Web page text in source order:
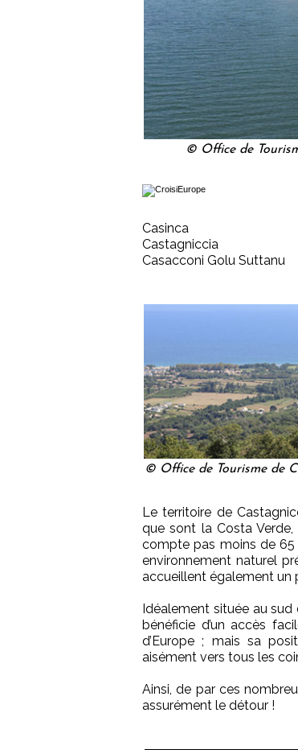
© Office de
Casinca
Castagniccia
Casacconi Golu Suttanu
© Office de Tourisme de
Le territoire de
que sont la Costa
compte pas moins de 65
environnement naturel
accueillent également un
Idéalement située au
bénéficie d’un accès
d’Europe ; mais sa
aisément vers tous les
Ainsi, de par ces
assurément le détour !